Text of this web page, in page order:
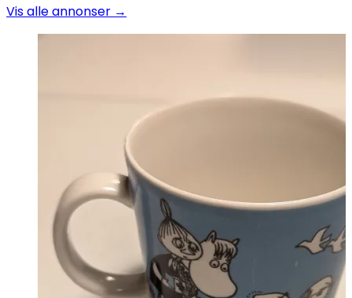
Vis alle annonser →